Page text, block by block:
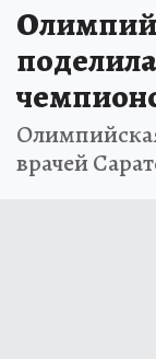
врачей